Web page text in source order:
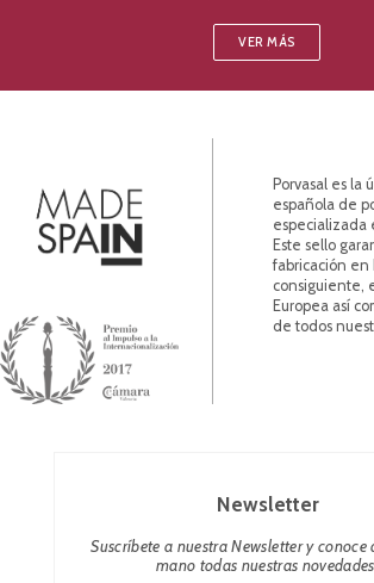
VER MÁS
Porvasal es la
española de
especializada
Este sello
fabricación en
consiguiente,
Europea así
de todos
Newsletter
Suscríbete a nuestra Newsletter y conoce
mano todas nuestras novedades.